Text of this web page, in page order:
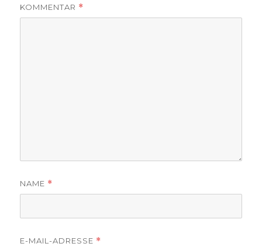
KOMMENTAR *
NAME *
E-MAIL-ADRESSE *